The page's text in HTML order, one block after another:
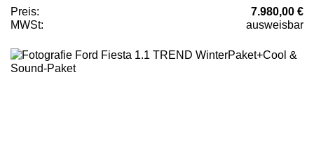
Preis:
7.980,00 €
MWSt:
ausweisbar